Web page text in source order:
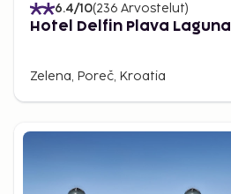
6.4/10(236 Arvostelut)
Hotel Delfin Plava Laguna
Zelena, Poreč, Kroatia